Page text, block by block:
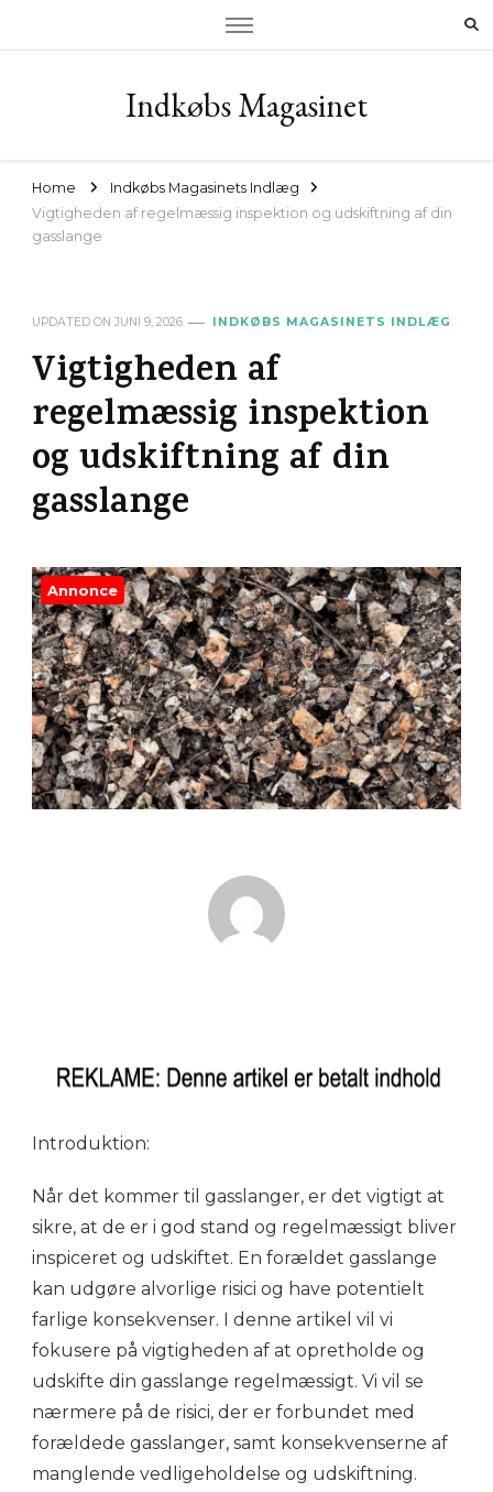
Indkøbs Magasinet
Home
Indkøbs Magasinets Indlæg
Vigtigheden af regelmæssig inspektion og udskiftning af din
gasslange
UPDATED ON JUNI 9, 2026 INDKØBS MAGASINETS INDLÆG
Vigtigheden af
regelmæssig inspektion
og udskiftning af din
gasslange
Annonce
Introduktion:
Når det kommer til gasslanger, er det vigtigt at
sikre, at de er i god stand og regelmæssigt bliver
inspiceret og udskiftet. En forældet gasslange
kan udgøre alvorlige risici og have potentielt
farlige konsekvenser. I denne artikel vil vi
fokusere på vigtigheden af at opretholde og
udskifte din gasslange regelmæssigt. Vi vil se
nærmere på de risici, der er forbundet med
forældede gasslanger, samt konsekvenserne af
manglende vedligeholdelse og udskiftning.